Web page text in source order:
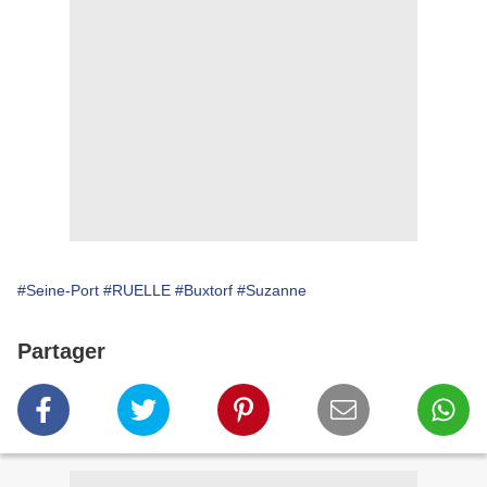
#Seine-Port #RUELLE #Buxtorf #Suzanne
Partager